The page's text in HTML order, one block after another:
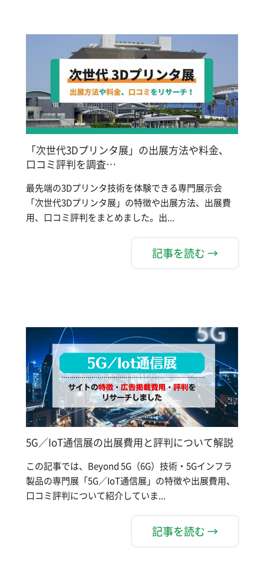
「次世代3Dプリンタ展」の出展方法や料金、
口コミ評判を調査…
最先端の3Dプリンタ技術を体験できる専門展示会
「次世代3Dプリンタ展」の特徴や出展方法、出展費
用、口コミ評判をまとめました。出...
記事を読む →
5G／IoT通信展の出展費用と評判について解説
この記事では、Beyond 5G（6G）技術・5Gインフラ
製品の専門展「5G／IoT通信展」の特徴や出展費用、
口コミ評判について紹介していま...
記事を読む →